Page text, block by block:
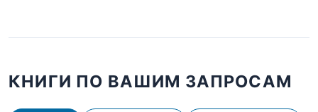
КНИГИ ПО ВАШИМ ЗАПРОСАМ